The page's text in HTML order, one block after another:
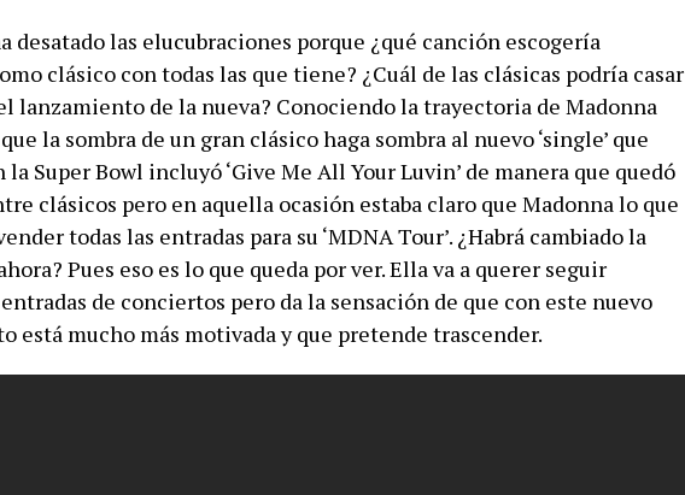
desatado las elucubraciones porque ¿qué canción escogería
clásico con todas las que tiene? ¿Cuál de las clásicas podría casar
lanzamiento de la nueva? Conociendo la trayectoria de Madonna
la sombra de un gran clásico haga sombra al nuevo ‘single’ que
la Super Bowl incluyó ‘Give Me All Your Luvin’ de manera que quedó
clásicos pero en aquella ocasión estaba claro que Madonna lo que
todas las entradas para su ‘MDNA Tour’. ¿Habrá cambiado la
Pues eso es lo que queda por ver. Ella va a querer seguir
de conciertos pero da la sensación de que con este nuevo
está mucho más motivada y que pretende trascender.